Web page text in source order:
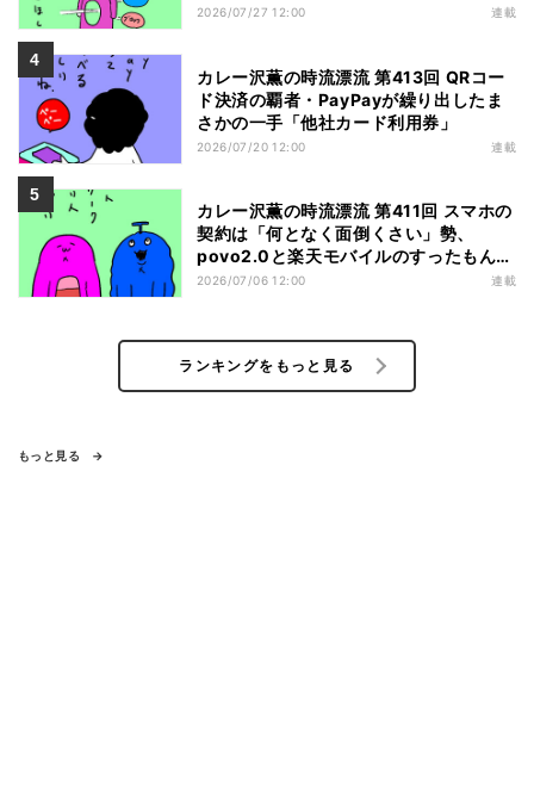
2026/07/27 12:00 連載
カレー沢薫の時流漂流 第413回 QRコー
ド決済の覇者・PayPayが繰り出したま
さかの一手「他社カード利用券」
2026/07/20 12:00 連載
カレー沢薫の時流漂流 第411回 スマホの
契約は「何となく面倒くさい」勢、
povo2.0と楽天モバイルのすったもんだ
を眺める
2026/07/06 12:00 連載
ランキングをもっと見る
もっと見る